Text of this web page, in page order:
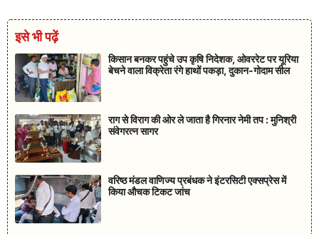
इसे भी पढ़ें
किसान बनकर पहुंचे उप कृषि निदेशक, ओवररेट पर यूरिया
बेचने वाला विक्रेता रंगे हाथों पकड़ा, दुकान-गोदाम सील
राग से विराग की ओर ले जाता है गिरनार नेमी तप : मुनिश्री
संवेगरत्न सागर
वरिष्ठ मंडल वाणिज्य प्रबंधक ने इंटरसिटी एक्सप्रेस में
किया औचक टिकट जांच